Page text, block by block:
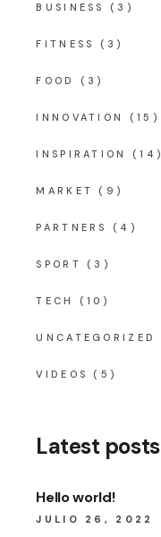
BUSINESS (3)
FITNESS (3)
FOOD (3)
INNOVATION (15)
INSPIRATION (14)
MARKET (9)
PARTNERS (4)
SPORT (3)
TECH (10)
UNCATEGORIZED
VIDEOS (5)
Latest posts
Hello world!
JULIO 26, 2022